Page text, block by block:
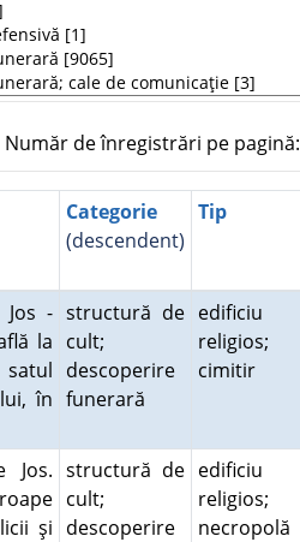
Număr de înregistrări pe pagină:
Categorie
(descendent)
Tip
-
la
în
structură de
cult;
descoperire
funerară
edificiu
religios;
cimitir
Jos.
şi
structură de
cult;
descoperire
edificiu
religios;
necropolă